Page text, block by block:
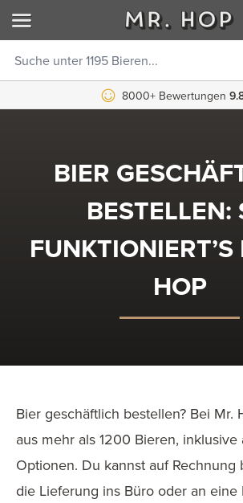
8000+ Bewertungen
BIER
BESTELLEN:
HOP
Bier geschäftlich bestellen? Bei Mr.
aus mehr als 1200 Bieren,
Optionen. Du kannst auf Rechnung
die Lieferung ins Büro oder an eine